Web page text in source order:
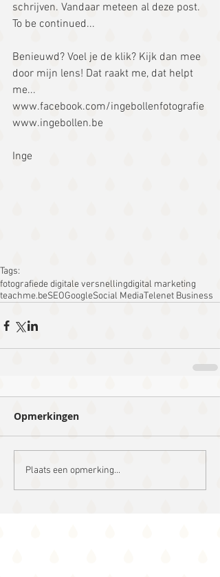
schrijven. Vandaar meteen al deze post.
To be continued...
Benieuwd? Voel je de klik? Kijk dan mee
door mijn lens! Dat raakt me, dat helpt
me...
www.facebook.com/ingebollenfotografie
www.ingebollen.be
Inge
Tags:
fotografiede digitale versnellingdigital marketing
teachme.beSEOGoogleSocial MediaTelenet Business
Opmerkingen
Plaats een opmerking...